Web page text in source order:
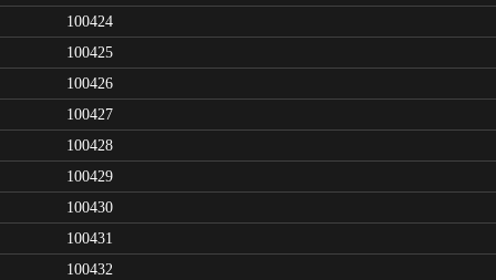
100424
100425
100426
100427
100428
100429
100430
100431
100432